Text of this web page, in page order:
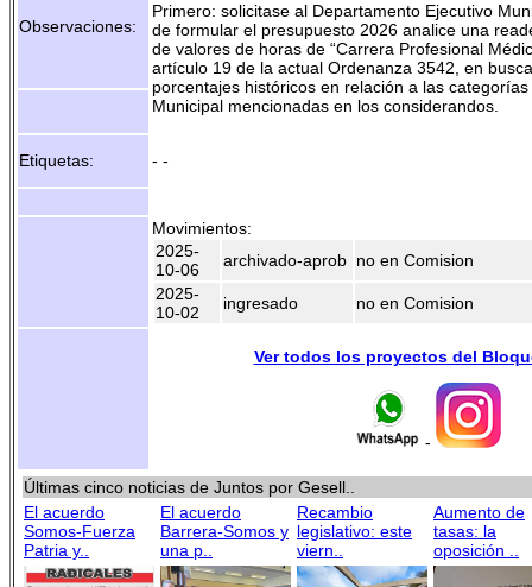
Observaciones:
Primero: solicitase al Departamento Ejecutivo
de formular el presupuesto 2026 analice una
de valores de horas de “Carrera Profesional
artículo 19 de la actual Ordenanza 3542, en
porcentajes históricos en relación a las
Municipal mencionadas en los considerandos.
Etiquetas: - -
Movimientos:
2025-
10-06
archivado-aprob no en Comision
2025-
10-02
ingresado no en Comision
Ver todos los proyectos del
-
Últimas cinco noticias de Juntos por Gesell..
El acuerdo
Somos-Fuerza
Patria y..
El acuerdo
Barrera-Somos y
una p..
Recambio
legislativo: este
viern..
Aumento de
tasas: la
oposición ..